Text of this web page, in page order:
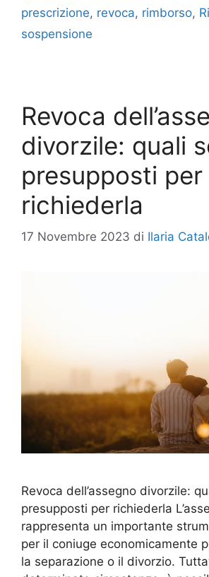
prescrizione, revoca, rimborso,
sospensione
Revoca
divorzile: quali
presupposti per
richiederla
17 Novembre 2023 di Ilaria
Revoca dell’assegno divorzile:
presupposti per richiederla
rappresenta un importante
per il coniuge economicamente
la separazione o il divorzio.